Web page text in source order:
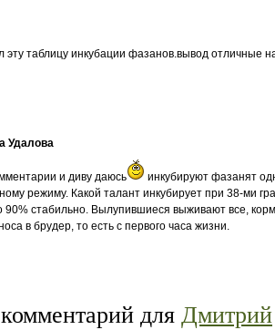
эту таблицу инкубации фазанов.вывод отличные
Удалова
и диву даюсь
инкубируют фазанят
режиму. Какой талант инкубирует при 38-ми
90% стабильно. Вылупившиеся выживают все,
в брудер, то есть с первого часа жизни.
для Дмитрий